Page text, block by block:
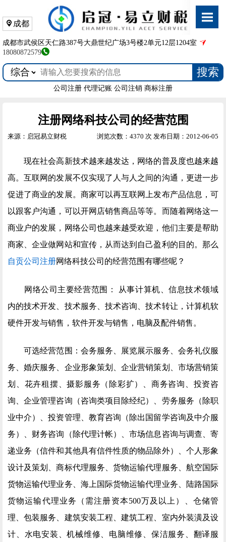
成都
成都市武侯区天仁路387号大鼎世纪广场3号楼2单元12层1204室
18080872579
搜索
公司注册 代理记账 公司注销 商标注册
注册网络科技公司的经营范围
来源：启冠易立财税 浏览次数：4370 次 发布日期：2012-06-05
现在社会高新技术越来越发达，网络的普及度也越来越
高。互联网的发展不仅实现了人与人之间的沟通，更进一步
促进了商业的发展。商家可以再互联网上发布产品信息，可
以跟客户沟通，可以开网店销售商品等等。而随着网络这一
商业户的发展，网络公司也越来越受欢迎，他们主要是帮助
商家、企业做网站和宣传，从而达到自己盈利的目的。那么
自贡公司注册网络科技公司的经营范围有哪些呢？
网络公司主要经营范围： 从事计算机、信息技术领域
内的技术开发、技术服务、技术咨询、技术转让，计算机软
硬件开发与销售，软件开发与销售，电脑及配件销售。
可选经营范围：会务服务、展览展示服务、会务礼仪服
务、婚庆服务、企业形象策划、企业营销策划、市场营销策
划、花卉租摆、摄影服务（除彩扩）、商务咨询、投资咨
询、企业管理咨询（咨询类项目除经纪）、劳务服务（除职
业中介）、投资管理、教育咨询（除出国留学咨询及中介服
务）、财务咨询（除代理计帐）、市场信息咨询与调查、寄
递业务（信件和其他具有信件性质的物品除外）、个人形象
设计及策划、商标代理服务、货物运输代理服务、航空国际
货物运输代理业务、海上国际货物运输代理业务、陆路国际
货物运输代理业务（需注册资本500万及以上）、仓储管
理、包装服务、建筑安装工程、建筑工程、室内外装潢及设
计、水电安装、机械维修、电脑维修、保洁服务、翻译服